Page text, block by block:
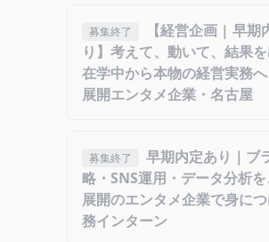
募集終了
【経営企画 | 早期
り】考えて、動いて、結果を
在学中から本物の経営実務
展開エンタメ企業・名古屋
募集終了
早期内定あり｜ブ
略・SNS運用・データ分析
展開のエンタメ企業で身に
務インターン